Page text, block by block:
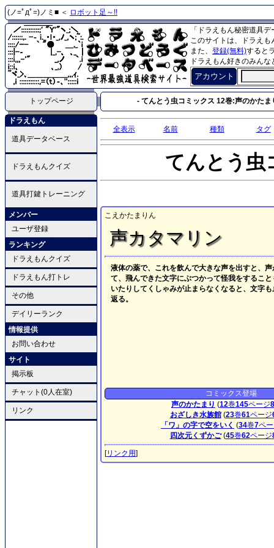
(ノ=ﾟдﾟ=)ノミ■ ＜ ロボット足～!!
「ドラえもん秘密道具
このサイトは、ドラえ
また、 登録(無料)すると
ドラえもん好きのみん
アカウント
トップページ - てんとう虫コミックス 12巻:声のかた
ドラえもん
道具データベース
ドラえもんクイズ
道具打鍵トレーニング
メンバー
ユーザ登録
ランキング
ドラえもんクイズ
ドラえもん打トレ
その他
デイリーランク
情報提供
お問い合わせ
サイト
掲示板
チャット(0人在室)
リンク
全表示 名前 種類 タグ
てんとう虫
こえかたまりん
声カタマリン
液体の薬で、これを飲んで大きな声を出すと、
て、飛んできた文字にぶつかって怪我をするこ
いたりしてくしゃみが止まらなくなると、文字
返る。
コミックス登場
声のかたまり (12巻145ページ8
おざしき水族館(23巻61ページ
「ワ」の字で空をいく (34巻7ペ
四次元くずかご(45巻62ページ
[リンク用]